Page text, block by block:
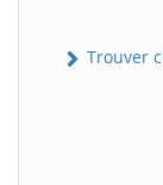
Trouver